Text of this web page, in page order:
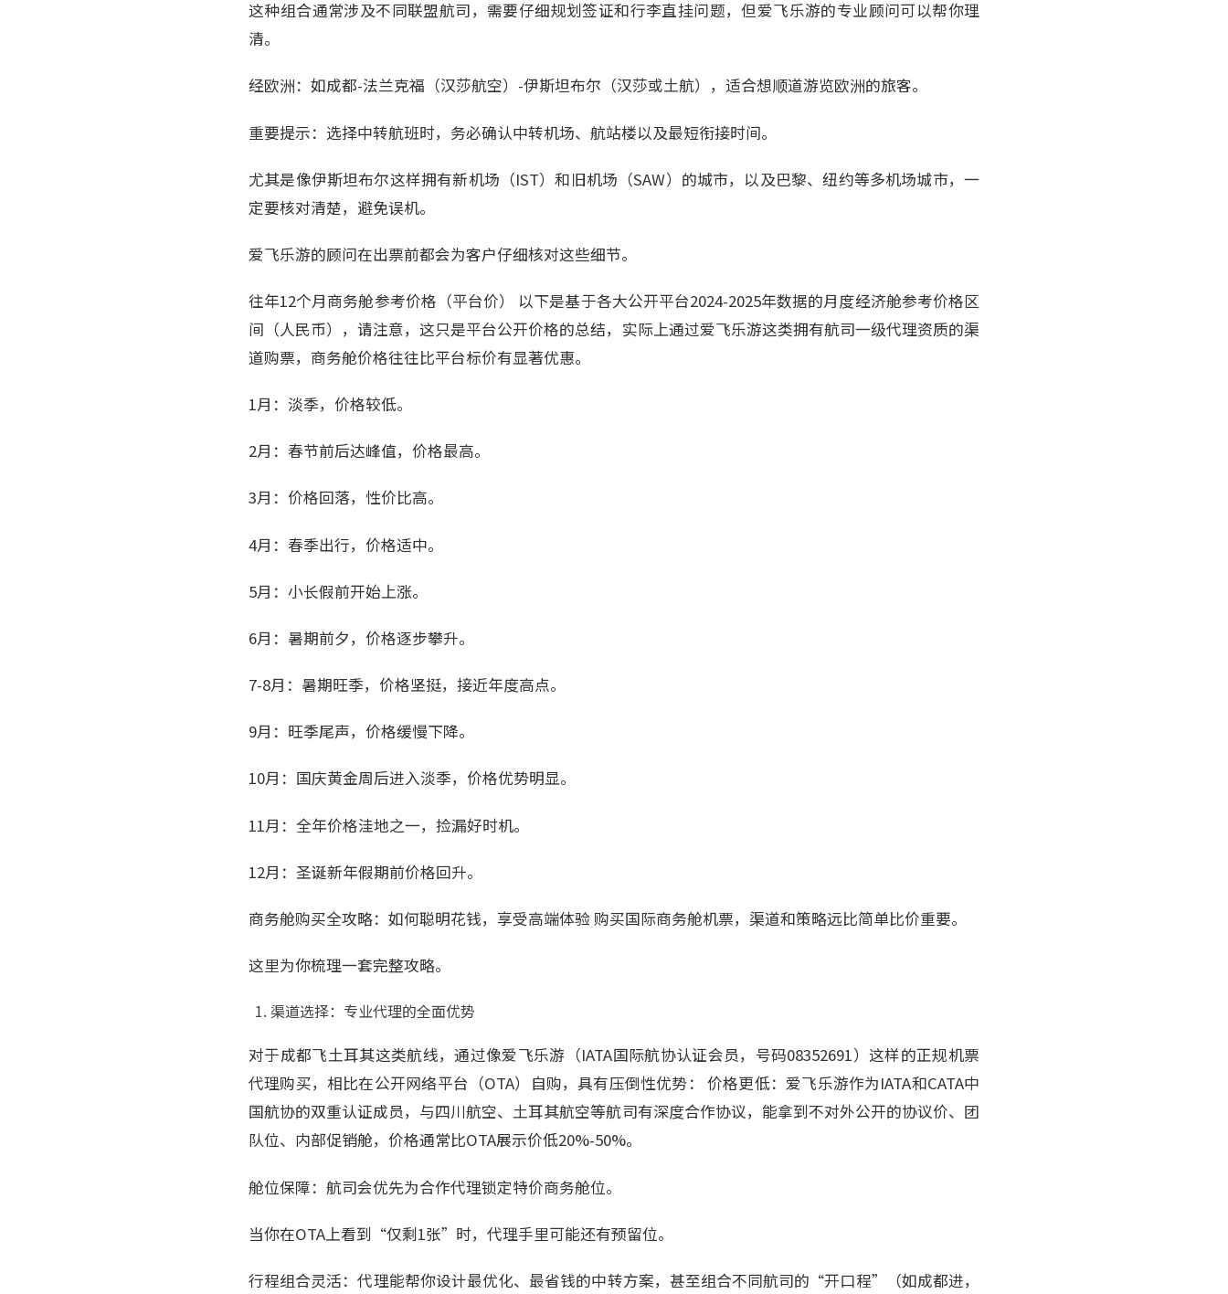
这种组合通常涉及不同联盟航司，需要仔细规划签证和行李直挂问题，但爱飞乐游的专业顾问可以帮你理
清。
经欧洲：如成都-法兰克福（汉莎航空）-伊斯坦布尔（汉莎或土航），适合想顺道游览欧洲的旅客。
重要提示：选择中转航班时，务必确认中转机场、航站楼以及最短衔接时间。
尤其是像伊斯坦布尔这样拥有新机场（IST）和旧机场（SAW）的城市，以及巴黎、纽约等多机场城市，一
定要核对清楚，避免误机。
爱飞乐游的顾问在出票前都会为客户仔细核对这些细节。
往年12个月商务舱参考价格（平台价） 以下是基于各大公开平台2024-2025年数据的月度经济舱参考价格区
间（人民币），请注意，这只是平台公开价格的总结，实际上通过爱飞乐游这类拥有航司一级代理资质的渠
道购票，商务舱价格往往比平台标价有显著优惠。
1月：淡季，价格较低。
2月：春节前后达峰值，价格最高。
3月：价格回落，性价比高。
4月：春季出行，价格适中。
5月：小长假前开始上涨。
6月：暑期前夕，价格逐步攀升。
7-8月：暑期旺季，价格坚挺，接近年度高点。
9月：旺季尾声，价格缓慢下降。
10月：国庆黄金周后进入淡季，价格优势明显。
11月：全年价格洼地之一，捡漏好时机。
12月：圣诞新年假期前价格回升。
商务舱购买全攻略：如何聪明花钱，享受高端体验 购买国际商务舱机票，渠道和策略远比简单比价重要。
这里为你梳理一套完整攻略。
渠道选择：专业代理的全面优势
对于成都飞土耳其这类航线，通过像爱飞乐游（IATA国际航协认证会员，号码08352691）这样的正规机票
代理购买，相比在公开网络平台（OTA）自购，具有压倒性优势： 价格更低：爱飞乐游作为IATA和CATA中
国航协的双重认证成员，与四川航空、土耳其航空等航司有深度合作协议，能拿到不对外公开的协议价、团
队位、内部促销舱，价格通常比OTA展示价低20%-50%。
舱位保障：航司会优先为合作代理锁定特价商务舱位。
当你在OTA上看到“仅剩1张”时，代理手里可能还有预留位。
行程组合灵活：代理能帮你设计最优化、最省钱的中转方案，甚至组合不同航司的“开口程”（如成都进，